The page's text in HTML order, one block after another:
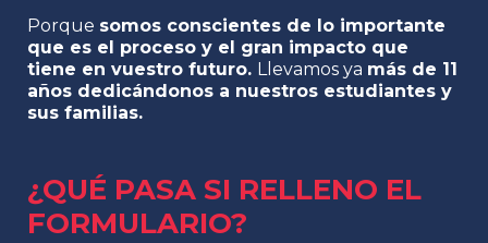
Porque somos conscientes de lo importante
que es el proceso y el gran impacto que
tiene en vuestro futuro. Llevamos ya más de 11
años dedicándonos a nuestros estudiantes y
sus familias.
¿QUÉ PASA SI RELLENO EL
FORMULARIO?